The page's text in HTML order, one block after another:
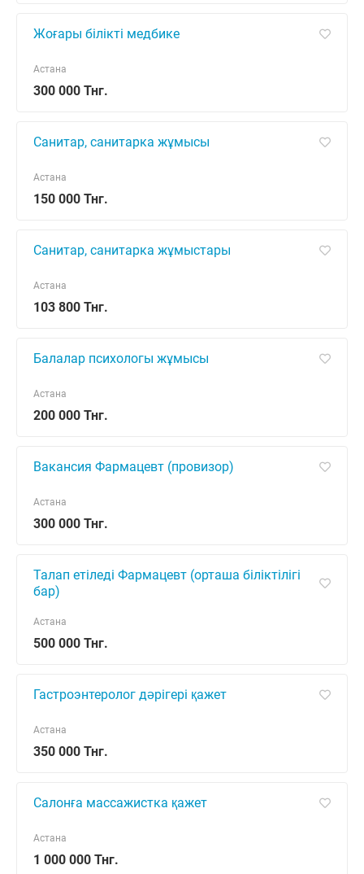
Жоғары білікті медбике
300 000 Тнг.
Астана
Санитар, санитарка жұмысы
150 000 Тнг.
Астана
Санитар, санитарка жұмыстары
103 800 Тнг.
Астана
Балалар психологы жұмысы
200 000 Тнг.
Астана
Вакансия Фармацевт (провизор)
300 000 Тнг.
Астана
Талап етіледі Фармацевт (орташа біліктілігі
бар)
500 000 Тнг.
Астана
Гастроэнтеролог дәрігері қажет
350 000 Тнг.
Астана
Салонға массажистка қажет
1 000 000 Тнг.
Астана